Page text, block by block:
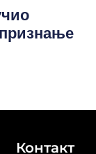
Контакт